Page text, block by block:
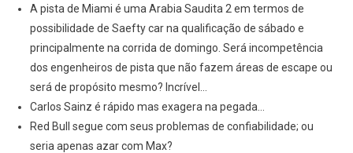
A pista de Miami é uma Arabia Saudita 2 em termos de
possibilidade de Saefty car na qualificação de sábado e
principalmente na corrida de domingo. Será incompetência
dos engenheiros de pista que não fazem áreas de escape ou
será de propósito mesmo? Incrível…
Carlos Sainz é rápido mas exagera na pegada…
Red Bull segue com seus problemas de confiabilidade; ou
seria apenas azar com Max?